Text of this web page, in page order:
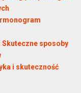
Skuteczne sposoby
i skuteczność